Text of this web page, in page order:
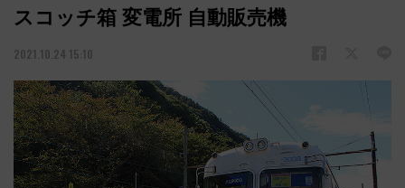
スコッチ箱 変電所 自動販売機
2021.10.24 15:10